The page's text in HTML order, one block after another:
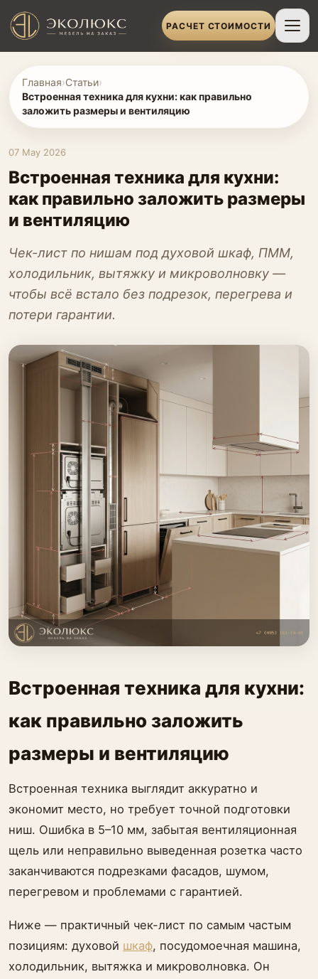
РАСЧЕТ СТОИМОСТИ
Главная›Статьи›
Встроенная техника для кухни: как правильно
заложить размеры и вентиляцию
07 May 2026
Встроенная техника для кухни:
как правильно заложить размеры
и вентиляцию
Чек-лист по нишам под духовой шкаф, ПММ,
холодильник, вытяжку и микроволновку —
чтобы всё встало без подрезок, перегрева и
потери гарантии.
Встроенная техника для кухни:
как правильно заложить
размеры и вентиляцию
Встроенная техника выглядит аккуратно и
экономит место, но требует точной подготовки
ниш. Ошибка в 5–10 мм, забытая вентиляционная
щель или неправильно выведенная розетка часто
заканчиваются подрезками фасадов, шумом,
перегревом и проблемами с гарантией.
Ниже — практичный чек-лист по самым частым
позициям: духовой шкаф, посудомоечная машина,
холодильник, вытяжка и микроволновка. Он